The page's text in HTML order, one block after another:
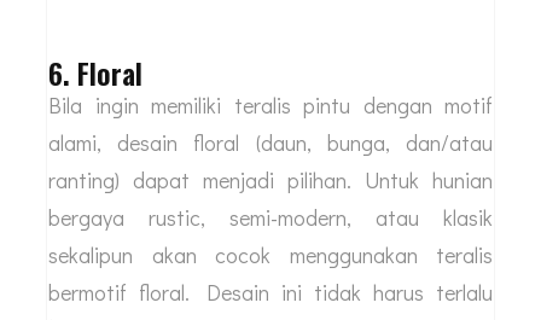
6. Floral
Bila ingin memiliki teralis pintu dengan motif
alami, desain floral (daun, bunga, dan/atau
ranting) dapat menjadi pilihan. Untuk hunian
bergaya rustic, semi-modern, atau klasik
sekalipun akan cocok menggunakan teralis
bermotif floral. Desain ini tidak harus terlalu